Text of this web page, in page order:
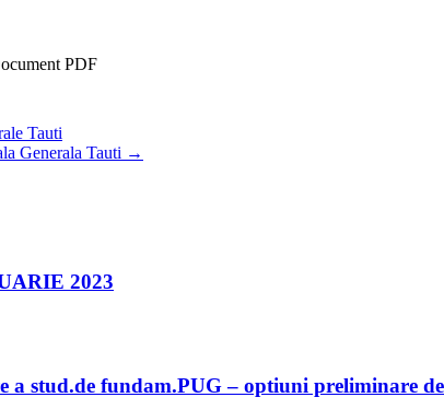
Tauti
Generala Tauti →
2023
a stud.de fundam.PUG – optiuni preliminare